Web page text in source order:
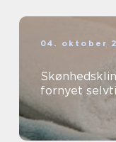
04. oktober
fornyet